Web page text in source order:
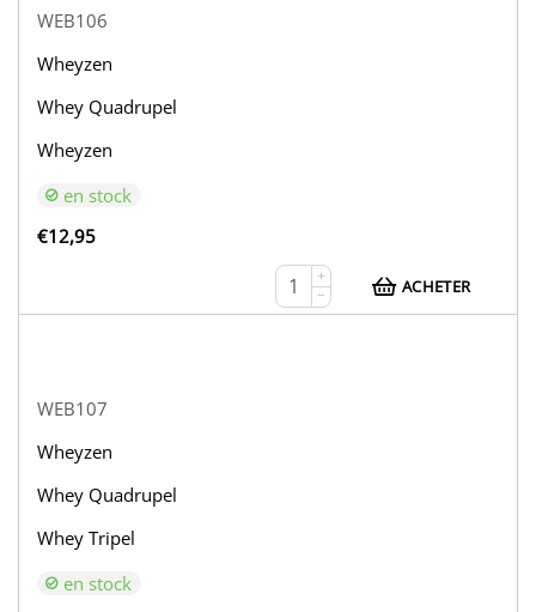
WEB106
Wheyzen
Whey Quadrupel
Wheyzen
en stock
€12,95
+
−
ACHETER
WEB107
Wheyzen
Whey Quadrupel
Whey Tripel
en stock